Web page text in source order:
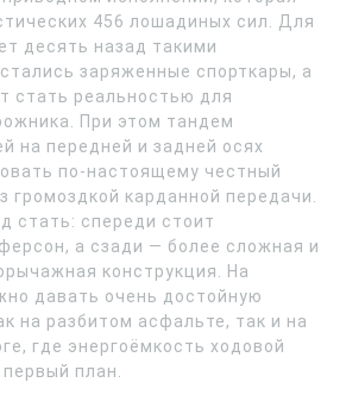
456 лошадиных сил. Для
десять назад такими
заряженные спорткары, а
стать реальностью для
При этом тандем
на передней и задней осях
по-настоящему честный
громоздкой карданной передачи.
стать: спереди стоит
а сзади — более сложная и
конструкция. На
давать очень достойную
на разбитом асфальте, так и на
где энергоёмкость ходовой
план.